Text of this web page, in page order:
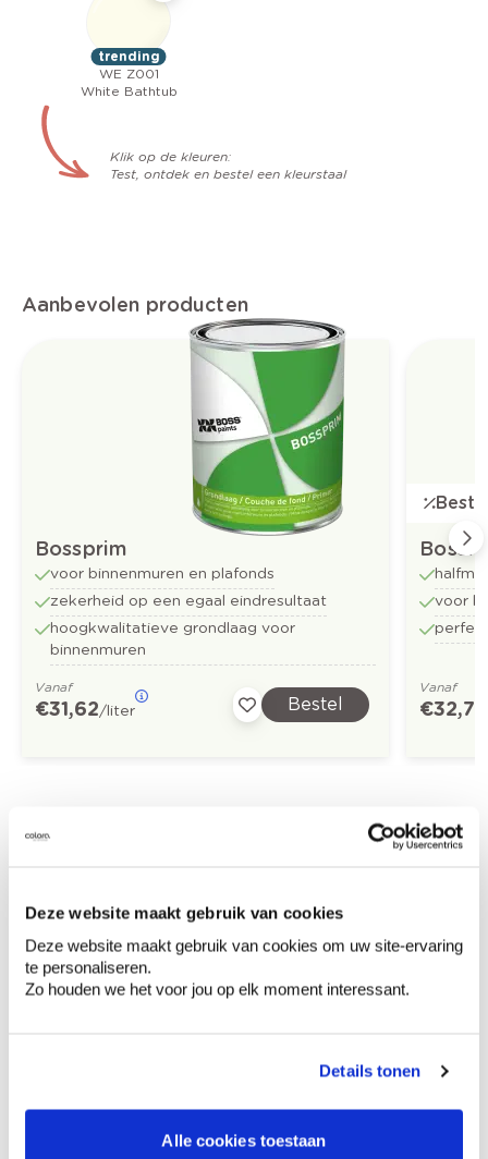
Deze website maakt gebruik van cookies
Deze website maakt gebruik van cookies om uw site-ervaring
te personaliseren.
Zo houden we het voor jou op elk moment interessant.
Details tonen
Alle cookies toestaan
trending
WE Z001
White Bathtub
Klik op de kleuren:
Test, ontdek en bestel een kleurstaal
Aanbevolen producten
Bossprim
voor binnenmuren en plafonds
zekerheid op een egaal eindresultaat
hoogkwalitatieve grondlaag voor
binnenmuren
Vanaf
€ 31,62/liter Bestel
voor
Vanaf
€ 32,73
Off white
Kleuradvies aan huis
Krijg kleuradvies op basis van de lichtinval
Krijg ineens een technologische check-up